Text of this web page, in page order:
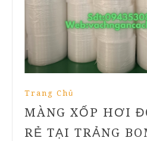
Trang Chủ
MÀNG XỐP HƠI
RẺ TẠI TRẢNG